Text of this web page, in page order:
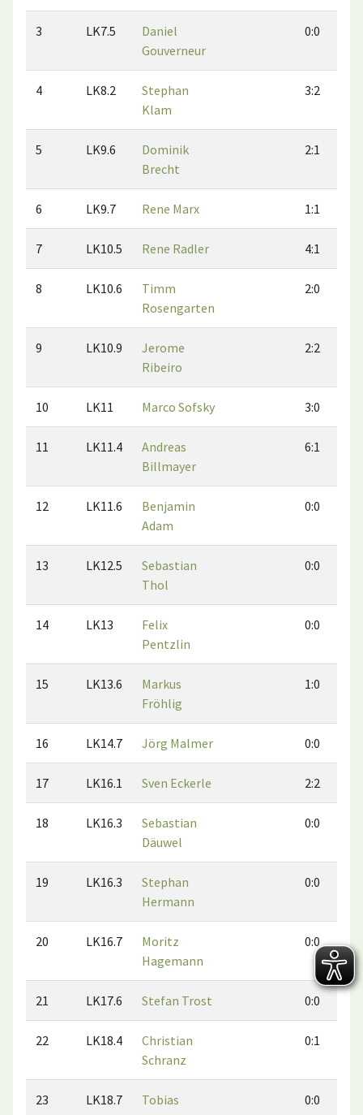
3 LK7.5
Daniel
Gouverneur
0:0
4 LK8.2
Stephan
Klam
3:2
5 LK9.6
Dominik
Brecht
2:1
6 LK9.7 Rene Marx 1:1
7 LK10.5 Rene Radler 4:1
8 LK10.6
Timm
Rosengarten
2:0
9 LK10.9
Jerome
Ribeiro
2:2
10 LK11 Marco Sofsky 3:0
11 LK11.4
Andreas
Billmayer
6:1
12 LK11.6
Benjamin
Adam
0:0
13 LK12.5
Sebastian
Thol
0:0
14 LK13
Felix
Pentzlin
0:0
15 LK13.6
Markus
Fröhlig
1:0
16 LK14.7 Jörg Malmer 0:0
17 LK16.1 Sven Eckerle 2:2
18 LK16.3
Sebastian
Däuwel
0:0
19 LK16.3
Stephan
Hermann
0:0
20 LK16.7
Moritz
Hagemann
0:0
21 LK17.6 Stefan Trost 0:0
22 LK18.4
Christian
Schranz
0:1
23 LK18.7
Tobias
0:0